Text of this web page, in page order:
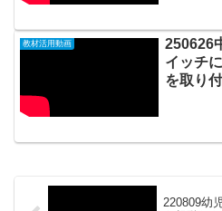
教材活用動画
250626
イッチ
を取り
220809幼